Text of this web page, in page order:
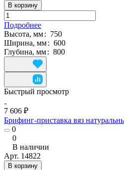
В корзину
Подробнее
Высота, мм: 750
Ширина, мм: 600
Глубина, мм: 800
Быстрый просмотр
7 606 ₽
Брифинг-приставка вяз
0
0
В наличии
Арт. 14822
В корзину